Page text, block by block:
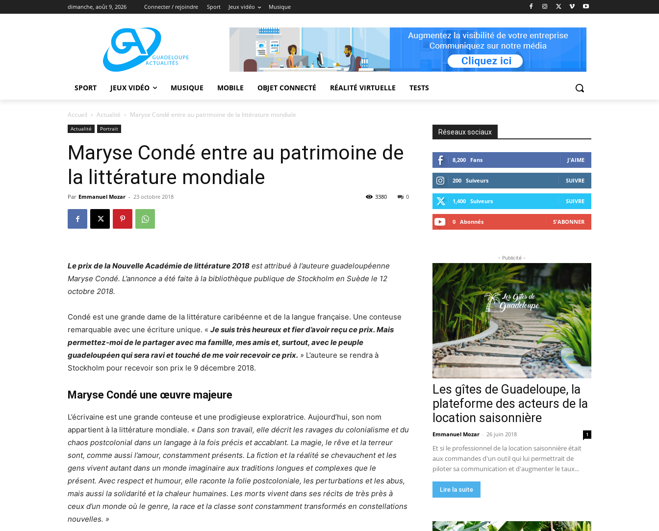
dimanche, août 9, 2026 Connecter / rejoindre Sport Jeux vidéo Musique
SPORT JEUX VIDÉO MUSIQUE MOBILE OBJET CONNECTÉ RÉALITÉ VIRTUELLE TESTS
Accueil Actualité Maryse Condé entre au patrimoine de la littérature mondiale
Actualité Portrait
Maryse Condé entre au patrimoine de
la littérature mondiale
Par Emmanuel Mozar - 23 octobre 2018 0
3380
Le prix de la Nouvelle Académie de littérature 2018 est attribué à l’auteure guadeloupéenne
Maryse Condé. L’annonce a été faite à la bibliothèque publique de Stockholm en Suède le 12
octobre 2018.
Condé est une grande dame de la littérature caribéenne et de la langue française. Une conteuse
remarquable avec une écriture unique. « Je suis très heureux et fier d’avoir reçu ce prix. Mais
permettez-moi de le partager avec ma famille, mes amis et, surtout, avec le peuple
guadeloupéen qui sera ravi et touché de me voir recevoir ce prix. » L’auteure se rendra à
Stockholm pour recevoir son prix le 9 décembre 2018.
Maryse Condé une œuvre majeure
L’écrivaine est une grande conteuse et une prodigieuse exploratrice. Aujourd’hui, son nom
appartient à la littérature mondiale. « Dans son travail, elle décrit les ravages du colonialisme et du
chaos postcolonial dans un langage à la fois précis et accablant. La magie, le rêve et la terreur
sont, comme aussi l’amour, constamment présents. La fiction et la réalité se chevauchent et les
gens vivent autant dans un monde imaginaire aux traditions longues et complexes que le
présent. Avec respect et humour, elle raconte la folie postcoloniale, les perturbations et les abus,
mais aussi la solidarité et la chaleur humaines. Les morts vivent dans ses récits de très près à
ceux d’un monde où le genre, la race et la classe sont constamment transformés en constellations
nouvelles. »
Réseaux sociaux
8,200 Fans J'AIME
200 Suiveurs SUIVRE
1,400 Suiveurs SUIVRE
0 Abonnés S'ABONNER
- Publicité -
Les gîtes de Guadeloupe, la
plateforme des acteurs de la
location saisonnière
Emmanuel Mozar - 26 juin 2018 1
Et si le professionnel de la location saisonnière était
aux commandes d'un outil qui lui permettrait de
piloter sa communication et d'augmenter le taux...
Lire la suite